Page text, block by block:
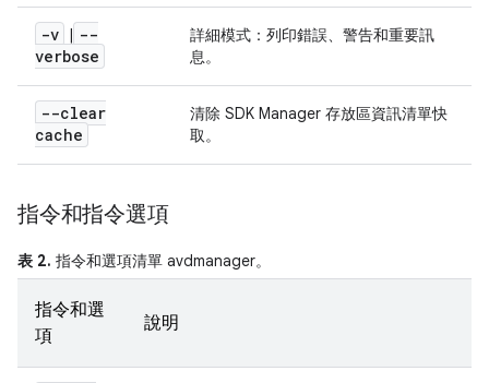
-v | --
verbose
詳細模式：列印錯誤、警告和重要訊
息。
--clear
cache
清除 SDK Manager 存放區資訊清單快
取。
指令和指令選項
表 2. 指令和選項清單 avdmanager。
指令和選
項
說明